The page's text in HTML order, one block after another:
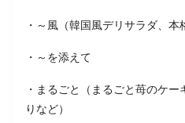
・～風（韓国風デリサラダ、本
・～を添えて
・まるごと（まるごと苺のケ
りなど）